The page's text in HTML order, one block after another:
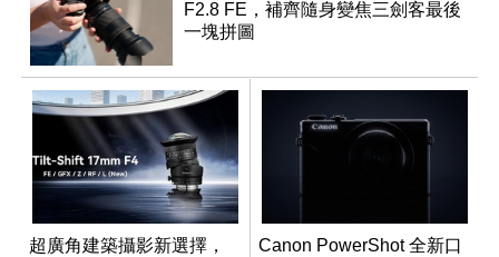
F2.8 FE，補齊隨身變焦三劍客最後
一塊拼圖
超廣角建築攝影新選擇，
Canon PowerShot 全新口